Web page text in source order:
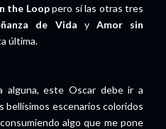
the Looppero sí las otras tres
de Vida y Amor sin
última.
alguna, este Oscar debe ir a
bellísimos escenarios coloridos
algo que me pone